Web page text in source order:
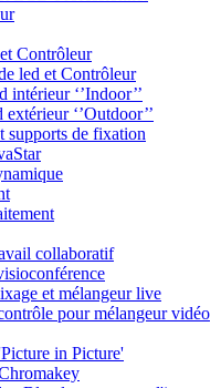
Contrôleur
led et Contrôleur
intérieur ‘’Indoor’’
‘’Outdoor’’
supports de fixation
collaboratif
et mélangeur live
pour mélangeur vidéo
in Picture'